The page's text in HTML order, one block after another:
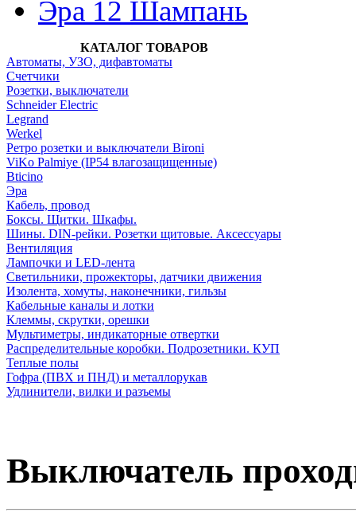
Эра 12 Шампань
КАТАЛОГ ТОВАРОВ
Автоматы, УЗО, дифавтоматы
Счетчики
Розетки, выключатели
Schneider Electric
Legrand
Werkel
Ретро розетки и выключатели Bironi
ViKo Palmiye (IP54 влагозащищенные)
Bticino
Эра
Кабель, провод
Боксы. Щитки. Шкафы.
Шины. DIN-рейки. Розетки щитовые. Аксессуары
Вентиляция
Лампочки и LED-лента
Светильники, прожекторы, датчики движения
Изолента, хомуты, наконечники, гильзы
Кабельные каналы и лотки
Клеммы, скрутки, орешки
Мультиметры, индикаторные отвертки
Распределительные коробки. Подрозетники. КУП
Теплые полы
Гофра (ПВХ и ПНД) и металлорукав
Удлинители, вилки и разъемы
Выключатель